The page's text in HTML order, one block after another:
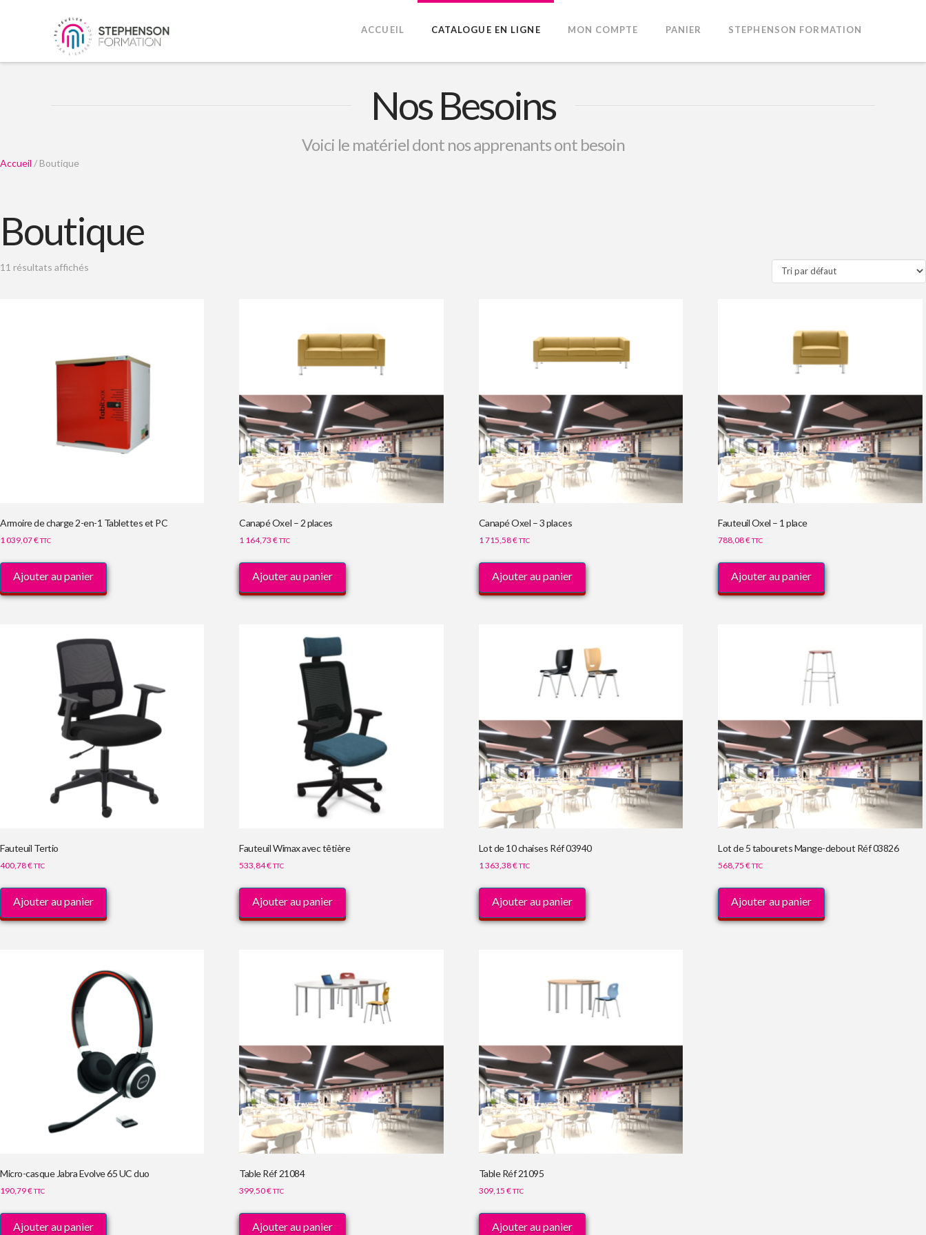
ACCUEIL CATALOGUE EN LIGNE MON COMPTE PANIER STEPHENSON FORMATION
Nos Besoins
Voici le matériel dont nos apprenants ont besoin
Accueil / Boutique
Boutique
11 résultats affichés
Armoire de charge 2-en-1 Tablettes et PC
1 039,07€TTC
Ajouter au panier
Canapé Oxel – 2 places
1 164,73€ TTC
Ajouter au panier
Canapé Oxel – 3 places
1 715,58€TTC
Ajouter au panier
Fauteuil Oxel – 1 place
788,08€TTC
Ajouter au panier
Fauteuil Tertio
400,78€TTC
Ajouter au panier
Fauteuil Wimax avec têtière
533,84€ TTC
Ajouter au panier
Lot de 10 chaises Réf 03940
1 363,38€TTC
Ajouter au panier
Lot de 5 tabourets Mange-debout Réf 03826
568,75€TTC
Ajouter au panier
Micro-casque Jabra Evolve 65 UC duo
190,79€TTC
Ajouter au panier
Table Réf 21084
399,50€ TTC
Ajouter au panier
Table Réf 21095
309,15 €TTC
Ajouter au panier